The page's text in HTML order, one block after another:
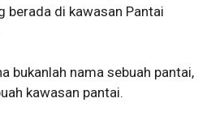
berada di kawasan Pantai
bukanlah nama sebuah pantai,
kawasan pantai.